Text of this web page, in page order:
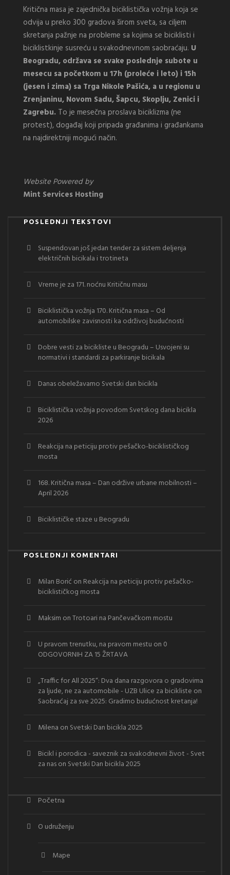
Kritična masa je zajednička biciklistička vožnja koja se
odvija u preko 300 gradova širom sveta, sa ciljem
skretanja pažnje na probleme sa kojima se biciklisti i
biciklistkinje susreću u svakodnevnom saobraćaju. U
Beogradu, održava se svake poslednje subote u
mesecu sa početkom u 17h (proleće i leto) i 15h
(jesen i zima) sa Trga Nikole Pašića, a u regionu u
Zrenjaninu, Novom Sadu, Šapcu, Skoplju, Zenici i
Zagrebu. To je mesečna proslava biciklizma (ne
protest), događaj koji pripada građanima i građankama
na najdirektniji mogući način.
Website Powered by
Mint Services Hosting
POSLEDNJI TEKSTOVI
Suspendovan još jedan tender za sistem deljenja
električnih bicikala i trotineta
Vreme je za 171. noćnu Kritičnu masu
Biciklistička vožnja 170. Kritična masa – Od
automobilske zavisnosti ka održivoj budućnosti
Dobre vesti za bicikliste u Beogradu – Usvojeni su
normativi i standardi za parkiranje bicikala
Danas obeležavamo Svetski dan bicikla
Biciklistička vožnja povodom Svetskog dana bicikla
2026
Reakcija na peticiju protiv pešačko-biciklističkog
mosta
168. Kritična masa – Dan održive urbane mobilnosti –
April 2026
Biciklističke staze u Beogradu
POSLEDNJI KOMENTARI
Milan Borić on Reakcija na peticiju protiv pešačko-
biciklističkog mosta
Maksim onTrotoari na Pančevačkom mostu
U pravom trenutku, na pravom mestu on 0
ODGOVORNIH ZA 15 ŽRTAVA
„Traffic for All 2025“: Dva dana razgovora o gradovima
za ljude, ne za automobile - UZB Ulice za bicikliste on
Saobraćaj za sve 2025: Gradimo budućnost kretanja!
Milena on Svetski Dan bicikla 2025
Bicikl i porodica - saveznik za svakodnevni život - Svet
za nason Svetski Dan bicikla 2025
Početna
O udruženju
Mape